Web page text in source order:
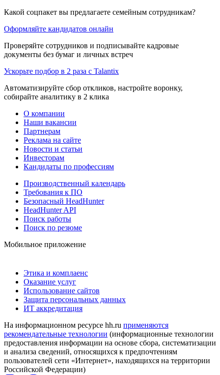
Какой соцпакет вы предлагаете семейным сотрудникам?
Оформляйте кандидатов онлайн
Проверяйте сотрудников и подписывайте кадровые
документы без бумаг и личных встреч
Ускорьте подбор в 2 раза с Talantix
Автоматизируйте сбор откликов, настройте воронку,
собирайте аналитику в 2 клика
О компании
Наши вакансии
Партнерам
Реклама на сайте
Новости и статьи
Инвесторам
Кандидаты по профессиям
Производственный календарь
Требования к ПО
Безопасный HeadHunter
HeadHunter API
Поиск работы
Поиск по резюме
Мобильное приложение
Этика и комплаенс
Оказание услуг
Использование сайтов
Защита персональных данных
ИТ аккредитация
На информационном ресурсе hh.ru применяются
рекомендательные технологии (информационные технологии
предоставления информации на основе сбора, систематизации
и анализа сведений, относящихся к предпочтениям
пользователей сети «Интернет», находящихся на территории
Российской Федерации)